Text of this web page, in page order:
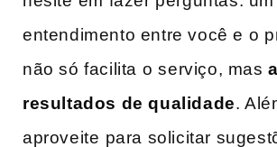
entendimento entre você‌ e⁢ o
não só facilita ⁣o serviço, mas
resultados de qualidade.
aproveite ⁢para solicitar